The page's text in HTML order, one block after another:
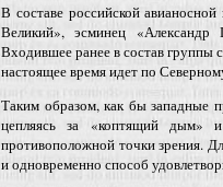
В составе российской
Великий», эсминец
Входившее ранее в состав
настоящее время идет по
Таким образом, как бы западные
цепляясь за «коптящий дым»
противоположной точки зрения.
и одновременно способ